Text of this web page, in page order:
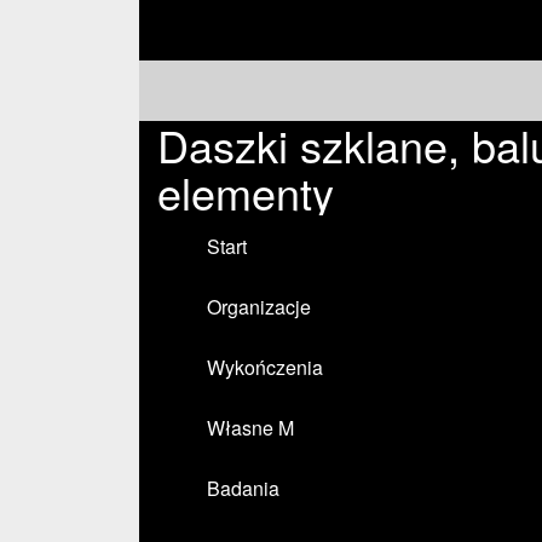
Daszki szklane,
elementy
Start
Organizacje
Wykończenia
Własne M
Badania